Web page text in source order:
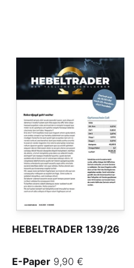
HEBELTRADER 139/26
E-Paper 9,90 €